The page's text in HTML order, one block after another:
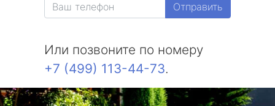
Отправить
Или позвоните по номеру
+7 (499) 113-44-73.